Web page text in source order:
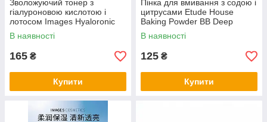
Зволожуючий тонер з
гіалуроновою кислотою і
лотосом Images Hyaloronic
Acid Toner, 130мл
В наявності
165 ₴
Купити
Пінка для вмивання з содою і
цитрусами Etude House
Baking Powder BB Deep
Cleansing Foam, 30мл
В наявності
125 ₴
Купити